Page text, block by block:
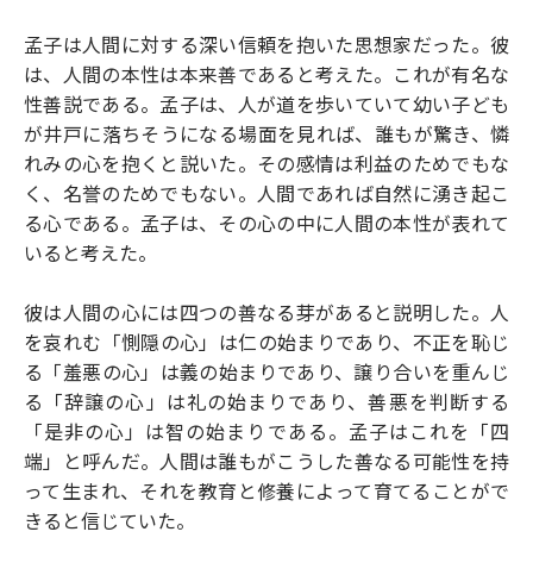
孟子は人間に対する深い信頼を抱いた思想家だった。彼
は、人間の本性は本来善であると考えた。これが有名な
性善説である。孟子は、人が道を歩いていて幼い子ども
が井戸に落ちそうになる場面を見れば、誰もが驚き、憐
れみの心を抱くと説いた。その感情は利益のためでもな
く、名誉のためでもない。人間であれば自然に湧き起こ
る心である。孟子は、その心の中に人間の本性が表れて
いると考えた。
彼は人間の心には四つの善なる芽があると説明した。人
を哀れむ「惻隠の心」は仁の始まりであり、不正を恥じ
る「羞悪の心」は義の始まりであり、譲り合いを重んじ
る「辞譲の心」は礼の始まりであり、善悪を判断する
「是非の心」は智の始まりである。孟子はこれを「四
端」と呼んだ。人間は誰もがこうした善なる可能性を持
って生まれ、それを教育と修養によって育てることがで
きると信じていた。